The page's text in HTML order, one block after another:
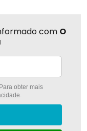
com O
obter mais